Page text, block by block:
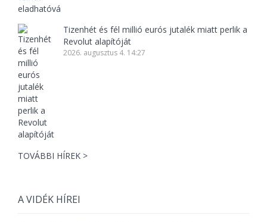
Tizenhét és fél millió eurós jutalék miatt perlik a
Revolut alapítóját
2026. augusztus 4. 14:27
TOVÁBBI HÍREK >
A VIDÉK HÍREI